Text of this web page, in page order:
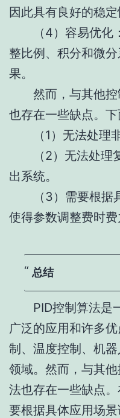
因此具有良好的稳定
（4）容易优
整比例、积分和微
果。
然而，与其他
也存在一些缺点。下
（1）无法处理
（2）无法处
出系统。
（3）需要根据
使得参数调整费时费
总结
PID控制算法是
广泛的应用和许多
制、温度控制、机
领域。然而，与其
法也存在一些缺点
要根据具体应用场